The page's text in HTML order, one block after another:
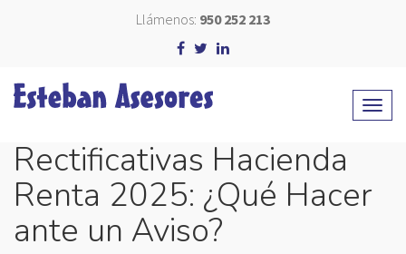
Llámenos: 950 252 213
Rectificativas Hacienda
Renta 2025: ¿Qué Hacer
ante un Aviso?